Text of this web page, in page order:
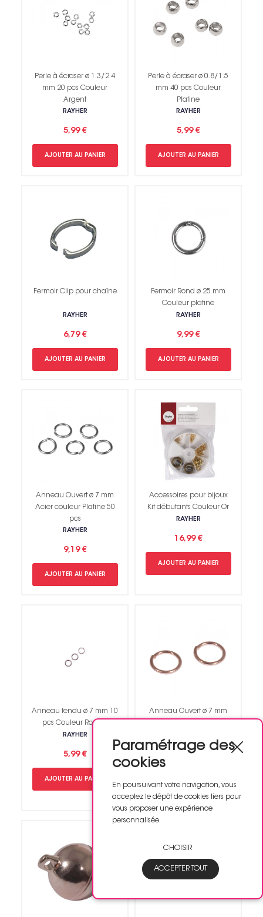
Perle à écraser ø 1.3/2.4
mm 20 pcs Couleur
Argent
RAYHER
5,99 €
AJOUTER AU PANIER
Perle à écraser ø 0.8/1.5
mm 40 pcs Couleur
Platine
RAYHER
5,99 €
AJOUTER AU PANIER
Fermoir Clip pour chaîne
RAYHER
6,79 €
AJOUTER AU PANIER
Fermoir Rond ø 25 mm
Couleur platine
RAYHER
9,99 €
AJOUTER AU PANIER
Anneau Ouvert ø 7 mm
Acier couleur Platine 50
pcs
RAYHER
9,19 €
AJOUTER AU PANIER
Accessoires pour bijoux
Kit débutants Couleur Or
RAYHER
16,99 €
AJOUTER AU PANIER
Anneau fendu ø 7 mm 10
pcs Couleur Rose or
RAYHER
5,99 €
AJOUTER AU PANIER
Anneau Ouvert ø 7 mm
RAYHER
AJOUTER AU PANIER
Paramétrage des
cookies
En poursuivant votre navigation, vous
acceptez le dépôt de cookies tiers pour
vous proposer une expérience
personnalisée.
CHOISIR
ACCEPTER TOUT